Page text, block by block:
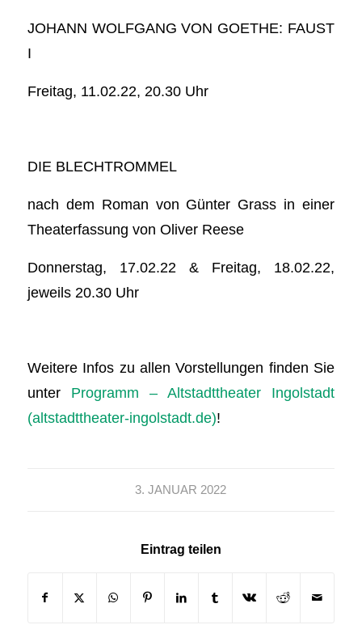
JOHANN WOLFGANG VON GOETHE: FAUST
I
Freitag, 11.02.22, 20.30 Uhr
DIE BLECHTROMMEL
nach dem Roman von Günter Grass in einer
Theaterfassung von Oliver Reese
Donnerstag, 17.02.22 & Freitag, 18.02.22,
jeweils 20.30 Uhr
Weitere Infos zu allen Vorstellungen finden Sie
unter Programm – Altstadttheater Ingolstadt
(altstadttheater-ingolstadt.de)!
3. JANUAR 2022
Eintrag teilen